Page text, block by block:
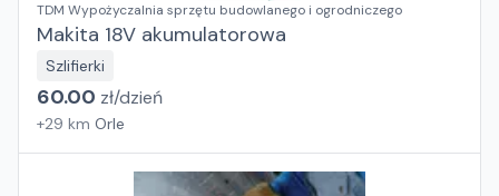
TDM Wypożyczalnia sprzętu budowlanego i ogrodniczego
Makita 18V akumulatorowa
Szlifierki
60.00 zł/dzień
+29 km Orle